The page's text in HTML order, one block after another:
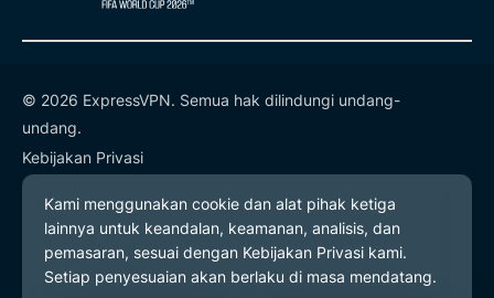
© 2026 ExpressVPN. Semua hak dilindungi undang-
undang.
Kebijakan Privasi
Ketentuan Layanan
Preferensi Cookie